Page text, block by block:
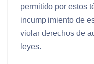
permitido por estos
incumplimiento de
violar derechos de
leyes.